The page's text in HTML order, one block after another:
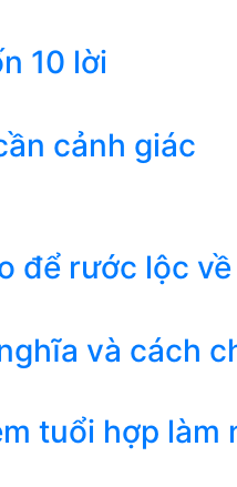
10 lời
cảnh giác
để rước lộc
và cách
tuổi hợp làm